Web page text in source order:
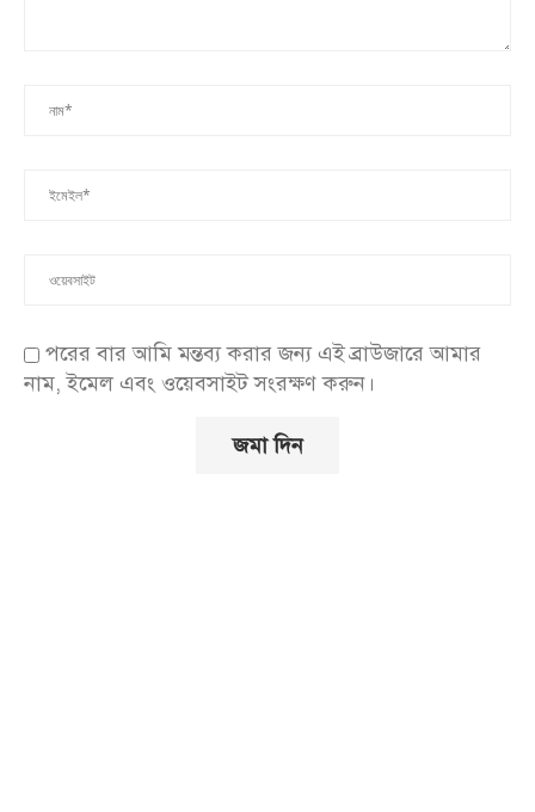
পরের বার আমি মন্তব্য করার জন্য এই ব্রাউজারে আমার
নাম, ইমেল এবং ওয়েবসাইট সংরক্ষণ করুন।